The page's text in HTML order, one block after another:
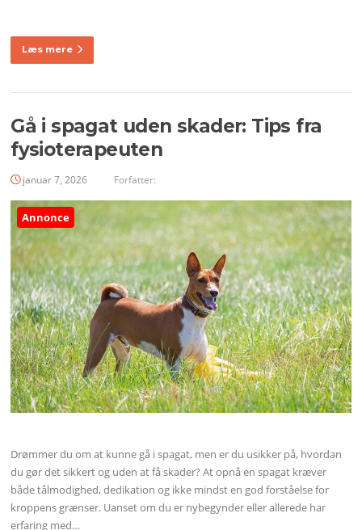
Læs mere
Gå i spagat uden skader: Tips fra
fysioterapeuten
januar 7, 2026 Forfatter:
Annonce
Drømmer du om at kunne gå i spagat, men er du usikker på, hvordan
du gør det sikkert og uden at få skader? At opnå en spagat kræver
både tålmodighed, dedikation og ikke mindst en god forståelse for
kroppens grænser. Uanset om du er nybegynder eller allerede har
erfaring med…